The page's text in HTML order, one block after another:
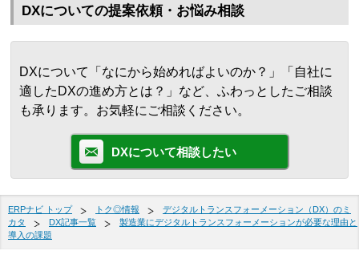
DXについての提案依頼・お悩み相談
DXについて「なにから始めればよいのか？」「自社に
適したDXの進め方とは？」など、ふわっとしたご相談
も承ります。お気軽にご相談ください。
DXについて相談したい
ERPナビ トップ トク◎情報
デジタルトランスフォーメーション（DX）のミ
カタ
DX記事一覧
製造業にデジタルトランスフォーメーションが必要な理由と
導入の課題